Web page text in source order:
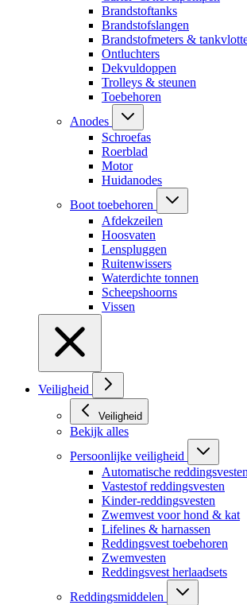
Brandstoftanks
Brandstofslangen
Brandstofmeters &
Ontluchters
Dekvuldoppen
Trolleys & steunen
Toebehoren
Anodes
Schroefas
Roerblad
Motor
Huidanodes
Boot toebehoren
Afdekzeilen
Hoosvaten
Lenspluggen
Ruitenwissers
Waterdichte tonnen
Scheepshoorns
Vissen
Veiligheid
Veiligheid
Bekijk alles
Persoonlijke veiligheid
Automatische reddingsvesten
Vastestof reddingsvesten
Kinder-reddingsvesten
Zwemvest voor hond & kat
Lifelines & harnassen
Reddingsvest toebehoren
Zwemvesten
Reddingsvest herlaadsets
Reddingsmiddelen